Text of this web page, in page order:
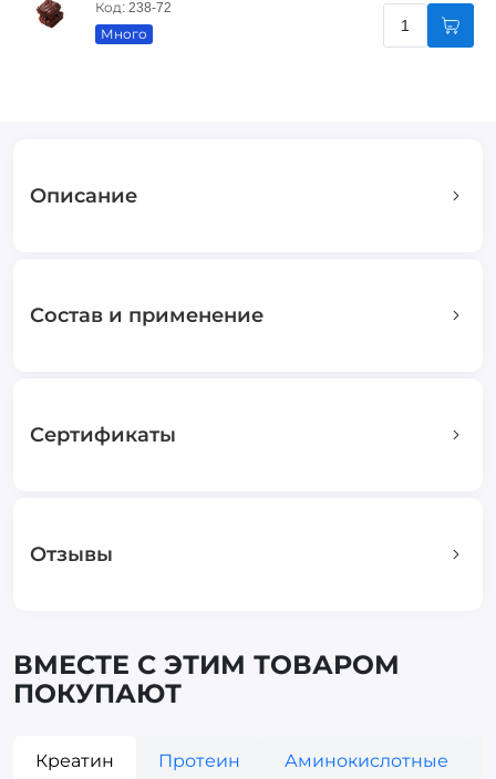
Код: 238-72
Много
Описание
Состав и применение
Сертификаты
Отзывы
ВМЕСТЕ С ЭТИМ ТОВАРОМ
ПОКУПАЮТ
Креатин Протеин
Аминокислотные